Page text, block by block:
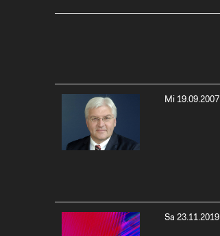
Mi 19.09.2007
Sa 23.11.2019